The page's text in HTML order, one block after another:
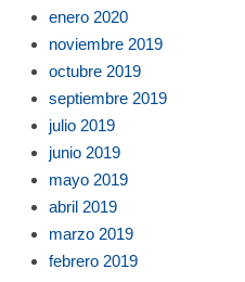
enero 2020
noviembre 2019
octubre 2019
septiembre 2019
julio 2019
junio 2019
mayo 2019
abril 2019
marzo 2019
febrero 2019